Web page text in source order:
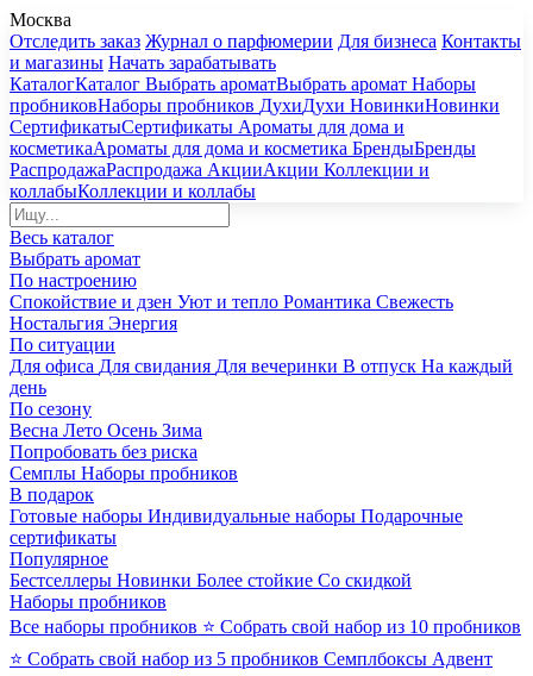
Москва
Отследить заказ Журнал о парфюмерии Для бизнеса Контакты
и магазины Начать зарабатывать
КаталогКаталог Выбрать ароматВыбрать аромат Наборы
пробниковНаборы пробников ДухиДухи НовинкиНовинки
СертификатыСертификаты Ароматы для дома и
косметикаАроматы для дома и косметика БрендыБренды
РаспродажаРаспродажа АкцииАкции Коллекции и
коллабыКоллекции и коллабы
Весь каталог
Выбрать аромат
По настроению
Спокойствие и дзен Уют и тепло Романтика Свежесть
Ностальгия Энергия
По ситуации
Для офиса Для свидания Для вечеринки В отпуск На каждый
день
По сезону
Весна Лето Осень Зима
Попробовать без риска
Семплы Наборы пробников
В подарок
Готовые наборы Индивидуальные наборы Подарочные
сертификаты
Популярное
Бестселлеры Новинки Более стойкие Со скидкой
Наборы пробников
Все наборы пробников ⭐ Собрать свой набор из 10 пробников
⭐ Собрать свой набор из 5 пробников Семплбоксы Адвент